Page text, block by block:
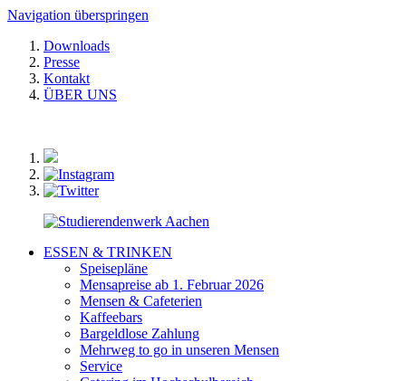
Navigation überspringen
Downloads
Presse
Kontakt
ÜBER UNS
ESSEN & TRINKEN
Speisepläne
Mensapreise ab 1. Februar 2026
Mensen & Cafeterien
Kaffeebars
Bargeldlose Zahlung
Mehrweg to go in unseren Mensen
Service